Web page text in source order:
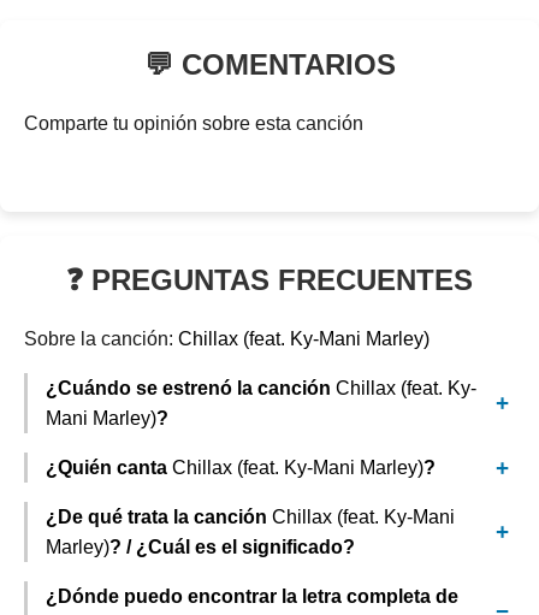
💬 COMENTARIOS
Comparte tu opinión sobre esta canción
❓ PREGUNTAS FRECUENTES
Sobre la canción: Chillax (feat. Ky-Mani Marley)
¿Cuándo se estrenó la canción Chillax (feat. Ky-
Mani Marley)?
¿Quién canta Chillax (feat. Ky-Mani Marley)?
¿De qué trata la canción Chillax (feat. Ky-Mani
Marley)? / ¿Cuál es el significado?
¿Dónde puedo encontrar la letra completa de